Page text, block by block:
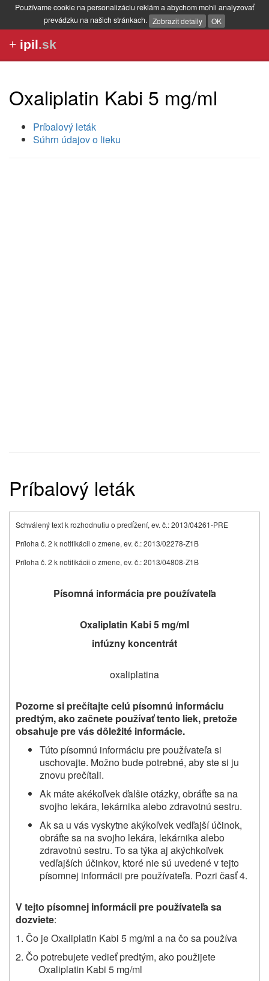
Používame cookie na personalizáciu reklám a abychom mohli analyzovať
prevádzku na našich stránkach. Zobrazit detaily OK
+ ipil.sk
Oxaliplatin Kabi 5 mg/ml
Príbalový leták
Súhrn údajov o lieku
Príbalový leták
Schválený text k rozhodnutiu o predĺžení, ev. č.: 2013/04261-PRE
Príloha č. 2 k notifikácii o zmene, ev. č.: 2013/02278-Z1B
Príloha č. 2 k notifikácii o zmene, ev. č.: 2013/04808-Z1B
Písomná informácia pre používateľa
Oxaliplatin Kabi 5 mg/ml
infúzny koncentrát
oxaliplatina
Pozorne si prečítajte celú písomnú informáciu
predtým, ako začnete používať tento liek, pretože
obsahuje pre vás dôležité informácie.
Túto písomnú informáciu pre používateľa si
uschovajte. Možno bude potrebné, aby ste si ju
znovu prečítali.
Ak máte akékoľvek ďalšie otázky, obráťte sa na
svojho lekára, lekárnika alebo zdravotnú sestru.
Ak sa u vás vyskytne akýkoľvek vedľajší účinok,
obráťte sa na svojho lekára, lekárnika alebo
zdravotnú sestru. To sa týka aj akýchkoľvek
vedľajších účinkov, ktoré nie sú uvedené v tejto
písomnej informácii pre používateľa. Pozri časť 4.
V tejto písomnej informácii pre používateľa sa
dozviete:
1. Čo je Oxaliplatin Kabi 5 mg/ml a na čo sa používa
2. Čo potrebujete vedieť predtým, ako použijete
Oxaliplatin Kabi 5 mg/ml